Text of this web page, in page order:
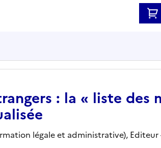
: la « liste des
légale et administrative), Editeur